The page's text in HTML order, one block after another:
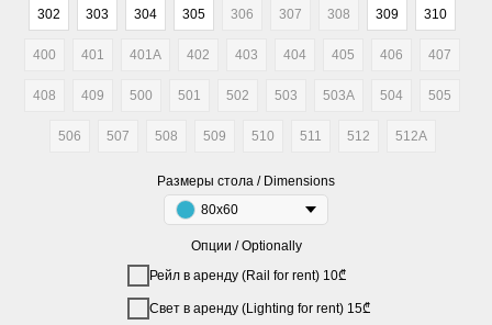
302 303 304 305 306 307 308 309 310
400 401 401A 402 403 404 405 406 407
408 409 500 501 502 503 503A 504 505
506 507 508 509 510 511 512 512A
Размеры стола / Dimensions
80x60
Опции / Optionally
Рейл в аренду (Rail for rent) 10₾
Свет в аренду (Lighting for rent) 15₾